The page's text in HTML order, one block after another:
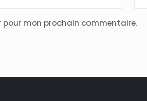
mon prochain commentaire.